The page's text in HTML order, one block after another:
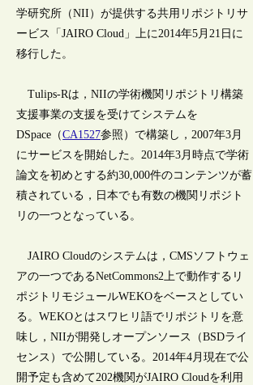
学研究所（NII）が提供する共用リポジトリサ
ービス「JAIRO Cloud」上に2014年5月21日に
移行した。
Tulips-Rは，NIIの学術機関リポジトリ構築
支援事業の支援を受けてシステムを
DSpace（CA1527参照）で構築し，2007年3月
にサービスを開始した。2014年3月時点で学術
論文を初めとする約30,000件のコンテンツが蓄
積されている，日本でも有数の機関リポジト
リの一つとなっている。
JAIRO Cloudのシステムは，CMSソフトウェ
アの一つであるNetCommons2上で動作するリ
ポジトリモジュールWEKOをベースとしてい
る。WEKOとはスワヒリ語でリポジトリを意
味し，NIIが開発しオープンソース（BSDライ
センス）で公開している。2014年4月現在で公
開予定も含めて202機関がJAIRO Cloudを利用